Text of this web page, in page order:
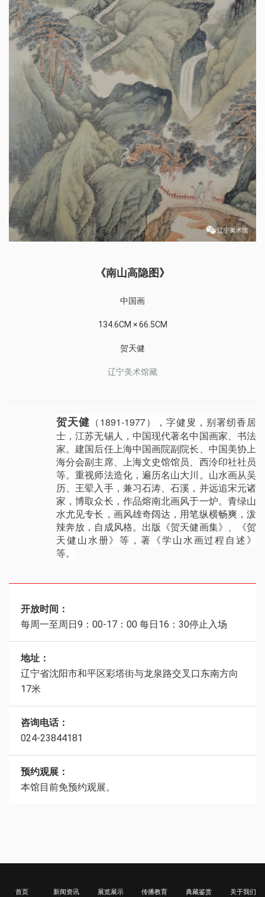
《南山高隐图》
中国画
134.6CM × 66.5CM
贺天健
辽宁美术馆藏
贺天健 （1891-1977），字健叟，别署纫香居
士，江苏无锡人，中国现代著名中国画家、书法
家。建国后任上海中国画院副院长、中国美协上
海分会副主席、上海文史馆馆员、西泠印社社员
等。重视师法造化，遍历名山大川。山水画从吴
历、王翚入手，兼习石涛、石溪，并远追宋元诸
家，博取众长，作品熔南北画风于一炉。青绿山
水尤见专长，画风雄奇阔达，用笔纵横畅爽，泼
辣奔放，自成风格。出版《贺天健画集》、《贺
天健山水册》等，著《学山水画过程自述》
等。
开放时间：
每周一至周日9：00-17：00 每日16：30停止入场
地址：
辽宁省沈阳市和平区彩塔街与龙泉路交叉口东南方向
17米
咨询电话：
024-23844181
预约观展：
本馆目前免预约观展。
首页 新闻资讯 展览展示 传播教育 典藏鉴赏 关于我们